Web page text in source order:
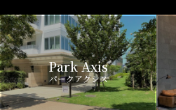
Park Axis
パークアクシス